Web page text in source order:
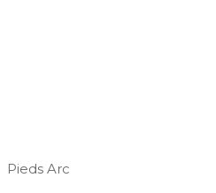
Pieds Arc